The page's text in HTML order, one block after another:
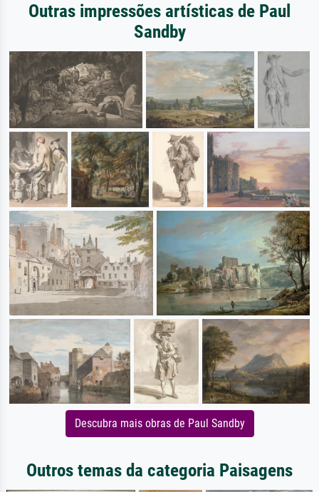
Outras impressões artísticas de Paul
Sandby
Descubra mais obras de Paul Sandby
Outros temas da categoria Paisagens